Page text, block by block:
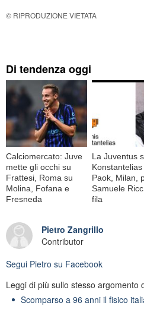
© RIPRODUZIONE VIETATA
Di tendenza oggi
Calciomercato: Juve
mette gli occhi su
Frattesi, Roma su
Molina, Fofana e
Fresneda
La Juventus
Paok, Milan,
Samuele
fila
Pietro Zangrillo
Contributor
Segui Pietro su Facebook
Leggi di più sullo stesso argomento
Scomparso a 96 anni il fisico